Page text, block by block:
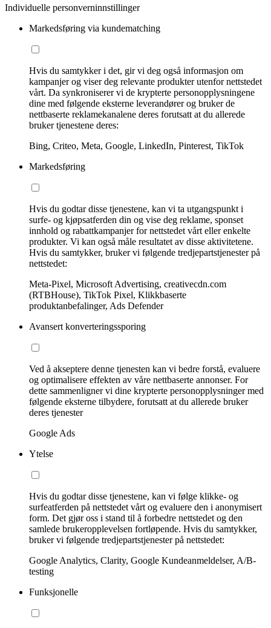
Individuelle personverninnstillinger
Markedsføring via kundematching
Hvis du samtykker i det, gir vi deg også informasjon om
kampanjer og viser deg relevante produkter utenfor nettstedet
vårt. Da synkroniserer vi de krypterte personopplysningene
dine med følgende eksterne leverandører og bruker de
nettbaserte reklamekanalene deres forutsatt at du allerede
bruker tjenestene deres:
Bing, Criteo, Meta, Google, LinkedIn, Pinterest, TikTok
Markedsføring
Hvis du godtar disse tjenestene, kan vi ta utgangspunkt i
surfe- og kjøpsatferden din og vise deg reklame, sponset
innhold og rabattkampanjer for nettstedet vårt eller enkelte
produkter. Vi kan også måle resultatet av disse aktivitetene.
Hvis du samtykker, bruker vi følgende tredjepartstjenester på
nettstedet:
Meta-Pixel, Microsoft Advertising, creativecdn.com
(RTBHouse), TikTok Pixel, Klikkbaserte
produktanbefalinger, Ads Defender
Avansert konverteringssporing
Ved å akseptere denne tjenesten kan vi bedre forstå, evaluere
og optimalisere effekten av våre nettbaserte annonser. For
dette sammenligner vi dine krypterte personopplysninger med
følgende eksterne tilbydere, forutsatt at du allerede bruker
deres tjenester
Google Ads
Ytelse
Hvis du godtar disse tjenestene, kan vi følge klikke- og
surfeatferden på nettstedet vårt og evaluere den i anonymisert
form. Det gjør oss i stand til å forbedre nettstedet og den
samlede brukeropplevelsen fortløpende. Hvis du samtykker,
bruker vi følgende tredjepartstjenester på nettstedet:
Google Analytics, Clarity, Google Kundeanmeldelser, A/B-
testing
Funksjonelle